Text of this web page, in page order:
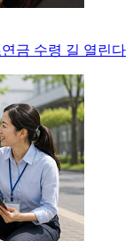
금 수령 길 열린다